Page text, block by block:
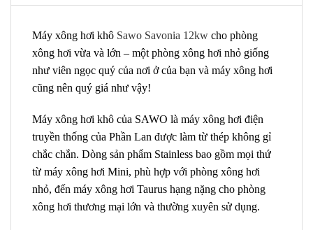
Máy xông hơi khô Sawo Savonia 12kw cho phòng
xông hơi vừa và lớn – một phòng xông hơi nhỏ giống
như viên ngọc quý của nơi ở của bạn và máy xông hơi
cũng nên quý giá như vậy!
Máy xông hơi khô của SAWO là máy xông hơi điện
truyền thống của Phần Lan được làm từ thép không gỉ
chắc chắn. Dòng sản phẩm Stainless bao gồm mọi thứ
từ máy xông hơi Mini, phù hợp với phòng xông hơi
nhỏ, đến máy xông hơi Taurus hạng nặng cho phòng
xông hơi thương mại lớn và thường xuyên sử dụng.